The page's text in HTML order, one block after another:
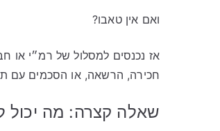
ואם אין טאבו?
אז נכנסים למסלול של רמ״י או
חכירה, הרשאה, או הסכמים עם
שאלה קצרה: מה